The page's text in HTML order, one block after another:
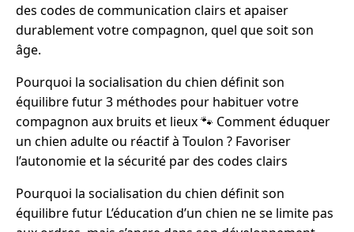
des codes de communication clairs et apaiser
durablement votre compagnon, quel que soit son
âge.
Pourquoi la socialisation du chien définit son
équilibre futur 3 méthodes pour habituer votre
compagnon aux bruits et lieux 🐾 Comment éduquer
un chien adulte ou réactif à Toulon ? Favoriser
l’autonomie et la sécurité par des codes clairs
Pourquoi la socialisation du chien définit son
équilibre futur L’éducation d’un chien ne se limite pas